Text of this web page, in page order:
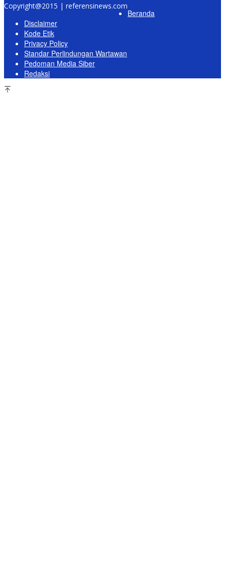
Copyright@2015 | referensinews.com
Beranda
Disclaimer
Kode Etik
Privacy Policy
Standar Perlindungan Wartawan
Pedoman Media Siber
Redaksi